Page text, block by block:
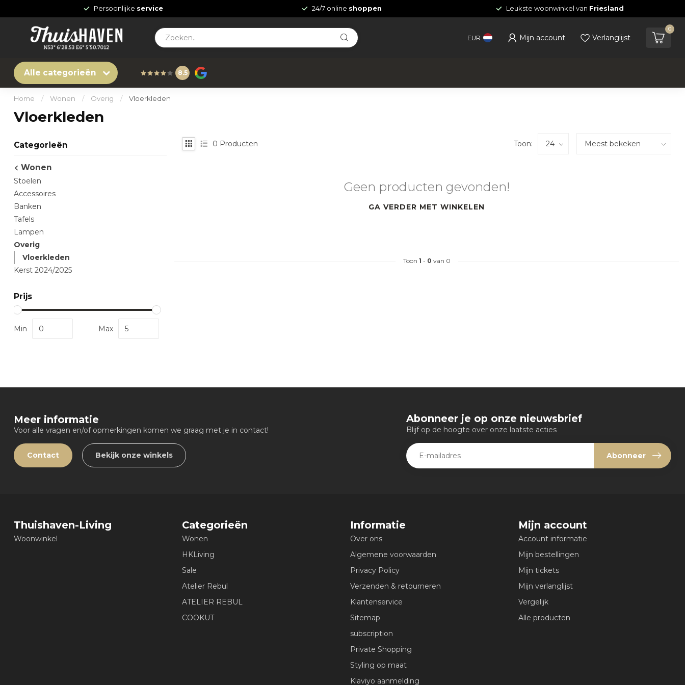
Persoonlijke service 24/7 online shoppen Leukste woonwinkel van Friesland
EUR Mijn account Verlanglijst
0
Alle categorieën 8.5
Home / Wonen / Overig / Vloerkleden
Vloerkleden
Categorieën
Wonen
Stoelen
Accessoires
Banken
Tafels
Lampen
Overig
Vloerkleden
Kerst 2024/2025
Prijs
Min Max
0 Producten Toon:
Geen producten gevonden!
GA VERDER MET WINKELEN
Toon 1 - 0 van 0
Meer informatie
Voor alle vragen en/of opmerkingen komen we graag met je in contact!
Contact Bekijk onze winkels
Abonneer je op onze nieuwsbrief
Blijf op de hoogte over onze laatste acties
Abonneer
Thuishaven-Living
Woonwinkel
Categorieën
Wonen
HKLiving
Sale
Atelier Rebul
ATELIER REBUL
COOKUT
Informatie
Over ons
Algemene voorwaarden
Privacy Policy
Verzenden & retourneren
Klantenservice
Sitemap
subscription
Private Shopping
Styling op maat
Klaviyo aanmelding
Mijn account
Account informatie
Mijn bestellingen
Mijn tickets
Mijn verlanglijst
Vergelijk
Alle producten